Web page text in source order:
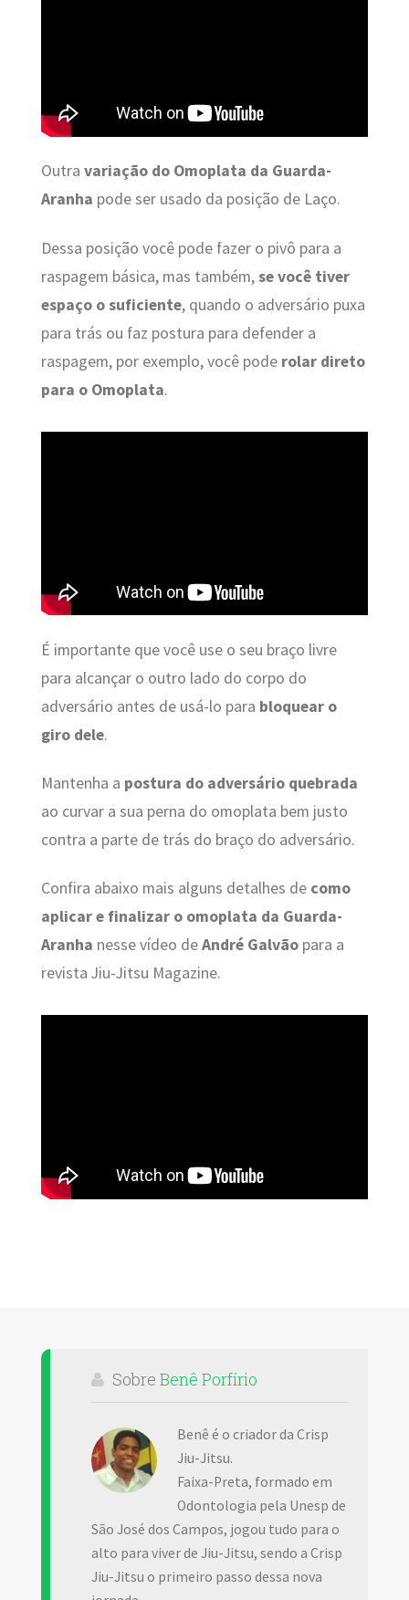
Outra variação do Omoplata da Guarda-
Aranha pode ser usado da posição de Laço.
Dessa posição você pode fazer o pivô para a
raspagem básica, mas também,se você tiver
espaço o suficiente, quando o adversário puxa
para trás ou faz postura para defender a
raspagem, por exemplo, você pode rolar direto
para o Omoplata.
É importante que você use o seu braço livre
para alcançar o outro lado do corpo do
adversário antes de usá-lo para bloquear o
giro dele.
Mantenha a postura do adversário quebrada
ao curvar a sua perna do omoplata bem justo
contra a parte de trás do braço do adversário.
Confira abaixo mais alguns detalhes de como
aplicar e finalizar o omoplata da Guarda-
Aranha nesse vídeo deAndré Galvãopara a
revista Jiu-Jitsu Magazine.
Sobre Benê Porfírio
Benê é o criador da Crisp
Jiu-Jitsu.
Faixa-Preta, formado em
Odontologia pela Unesp de
São José dos Campos, jogou tudo para o
alto para viver de Jiu-Jitsu, sendo a Crisp
Jiu-Jitsu o primeiro passo dessa nova